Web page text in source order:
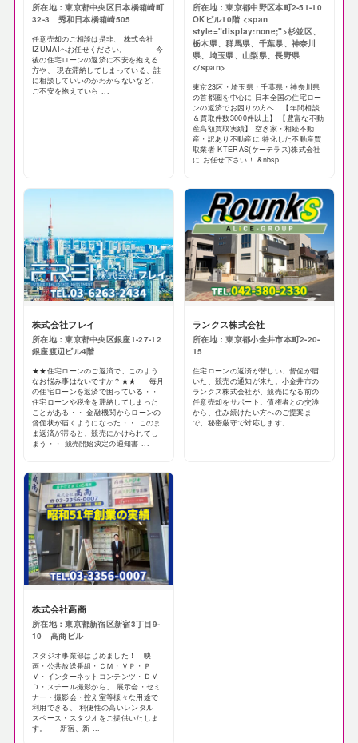
所在地：東京都中央区日本橋箱崎町
32-3 秀和日本橋箱崎505
任意売却のご相談は是非、 株式会社
IZUMAIへお任せください。 今
後の住宅ローンの返済に不安を抱える
方や、 現在滞納してしまっている、誰
に相談していいのかわからないなど、
ご不安を抱えていら ...
所在地：東京都中野区本町2-51-10
OKビル10階 <span
style="display:none;">杉並区、
栃木県、群馬県、千葉県、神奈川
県、埼玉県、山梨県、長野県
</span>
東京23区・埼玉県・千葉県・神奈川県
の首都圏を中心に 日本全国の住宅ロー
ンの返済でお困りの方へ 【年間相談
＆買取件数3000件以上】 【豊富な不動
産高額買取実績】 空き家・相続不動
産・訳あり不動産に 特化した不動産買
取業者 KTERAS(ケーテラス)株式会社
に お任せ下さい！ &nbsp ...
株式会社フレイ
所在地：東京都中央区銀座1-27-12
銀座渡辺ビル4階
★★住宅ローンのご返済で、このよう
なお悩み事はないですか？★★ 毎月
の住宅ローンを返済で困っている・・
住宅ローンや税金を滞納してしまった
ことがある・・ 金融機関からローンの
督促状が届くようになった・・ このま
ま返済が滞ると、競売にかけられてし
まう・・ 競売開始決定の通知書 ...
ランクス株式会社
所在地：東京都小金井市本町2-20-
15
住宅ローンの返済が苦しい、督促が届
いた、競売の通知が来た。小金井市の
ランクス株式会社が、競売になる前の
任意売却をサポート。債権者との交渉
から、住み続けたい方へのご提案ま
で、秘密厳守で対応します。
株式会社高商
所在地：東京都新宿区新宿3丁目9-
10 高商ビル
スタジオ事業部はじめました！ 映
画・公共放送番組・ＣＭ・ＶＰ・Ｐ
Ｖ・インターネットコンテンツ・ＤＶ
Ｄ・スチール撮影から、 展示会・セミ
ナー・撮影会・控え室等様々な用途で
利用できる、 利便性の高いレンタル
スペース・スタジオをご提供いたしま
す。 新宿、新 ...